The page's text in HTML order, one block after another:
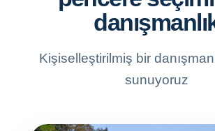
Kişiselleştirilmiş bir
sunuyoruz